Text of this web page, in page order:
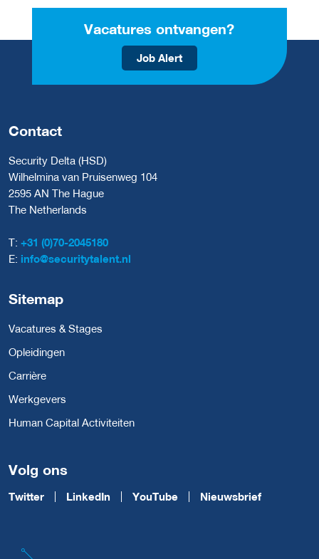
Vacatures ontvangen?
Job Alert
Contact
Security Delta (HSD)
Wilhelmina van Pruisenweg 104
2595 AN The Hague
The Netherlands
T: +31 (0)70-2045180
E: info@securitytalent.nl
Sitemap
Vacatures & Stages
Opleidingen
Carrière
Werkgevers
Human Capital Activiteiten
Volg ons
Twitter LinkedIn YouTube Nieuwsbrief